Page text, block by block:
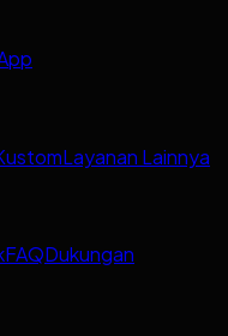
Layanan Lainnya
FAQDukungan